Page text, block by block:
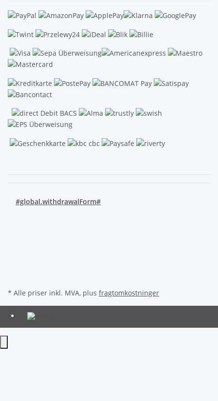
#global.withdrawalForm#
* Alle priser inkl. MVA, plus fragtomkostninger